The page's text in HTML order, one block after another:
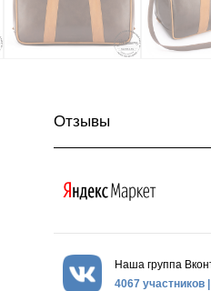
Отзывы
Наша группа
4067 участников